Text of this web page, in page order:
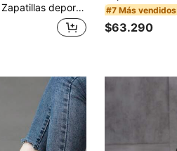
zapatos de correr casuales de malla transpirable para mujer, nueva llegada primavera/verano 2024 vuelta a la escuela #7 Más vendidos
$63.290